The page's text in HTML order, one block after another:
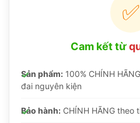
✅
Cam kết từ
Sản phẩm: 100% CHÍNH
đai nguyên kiện
Bảo hành: CHÍNH HÃNG theo